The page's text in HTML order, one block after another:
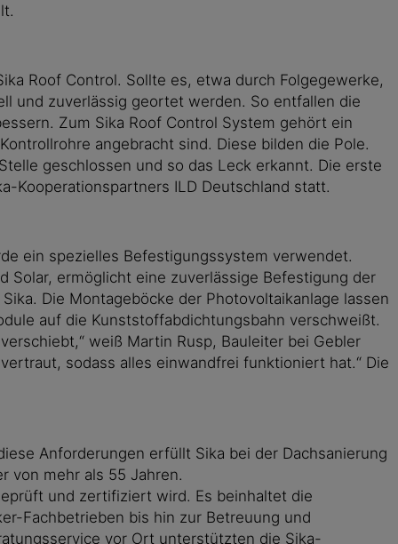
Roof Control. Sollte es, etwa durch Folgegewerke,
und zuverlässig geortet werden. So entfallen die
Zum Sika Roof Control System gehört ein
angebracht sind. Diese bilden die Pole.
geschlossen und so das Leck erkannt. Die erste
Kooperationspartners ILD Deutschland statt.
ein spezielles Befestigungssystem verwendet.
Solar, ermöglicht eine zuverlässige Befestigung der
Die Montageböcke der Photovoltaikanlage lassen
auf die Kunststoffabdichtungsbahn verschweißt.
weiß Martin Rusp, Bauleiter bei Gebler
sodass alles einwandfrei funktioniert hat.“ Die
Anforderungen erfüllt Sika bei der Dachsanierung
von mehr als 55 Jahren.
und zertifiziert wird. Es beinhaltet die
Fachbetrieben bis hin zur Betreuung und
vor Ort unterstützten die Sika-